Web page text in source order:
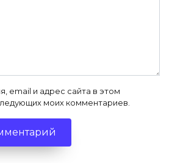
email и адрес сайта в этом
моих комментариев.